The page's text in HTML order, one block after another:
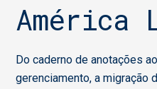
América
Do caderno de anotações
gerenciamento, a migração